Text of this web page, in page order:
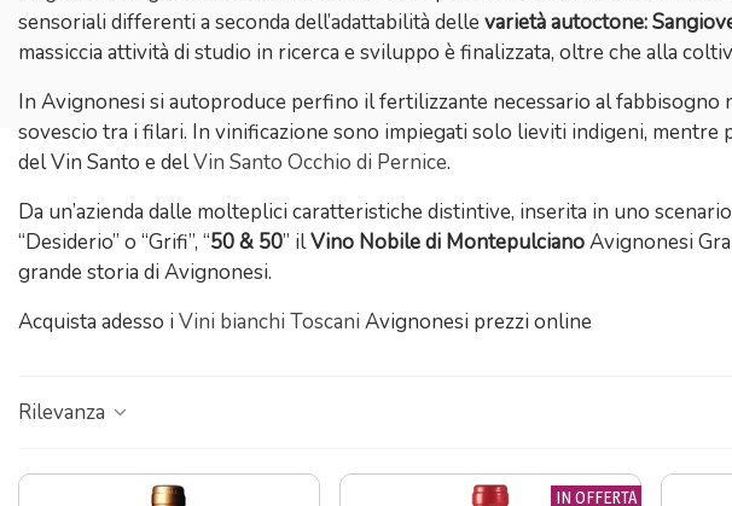
sensoriali differenti a seconda dell’adattabilità delle varietà autoctone:
massiccia attività di studio in ricerca e sviluppo è finalizzata, oltre che alla
In Avignonesi si autoproduce perfino il fertilizzante necessario al
sovescio tra i filari. In vinificazione sono impiegati solo lieviti indigeni,
del Vin Santo e delVin Santo Occhio di Pernice.
Da un’azienda dalle molteplici caratteristiche distintive, inserita in uno
“Desiderio” o “Grifi”, “50 & 50” ilVino Nobile di MontepulcianoAvignonesi
grande storia di Avignonesi.
Acquista adesso i Vini bianchi Toscani Avignonesi prezzi online
Rilevanza
IN OFFERTA